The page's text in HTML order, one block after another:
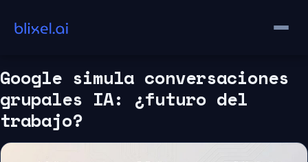
contenido
Google simula conversaciones
grupales IA: ¿futuro del
trabajo?